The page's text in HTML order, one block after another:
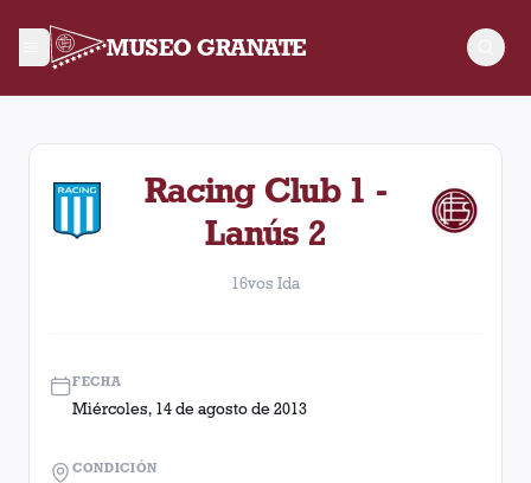
MUSEO GRANATE
16vos Ida. Partido entre Lanús y Racing Club disputado el
Racing Club 1 -
Lanús 2
16vos Ida
FECHA
Miércoles, 14 de agosto de 2013
CONDICIÓN